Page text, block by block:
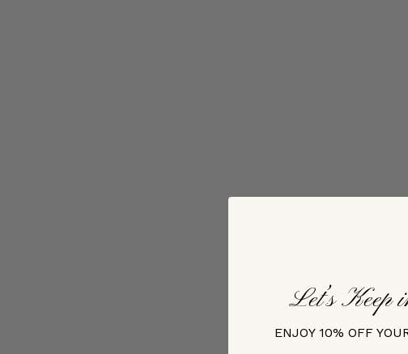
Let’s Keep
ENJOY 10% OFF